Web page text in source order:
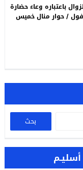
باعتباره وعاء حضارة
/ حوار منال خميس